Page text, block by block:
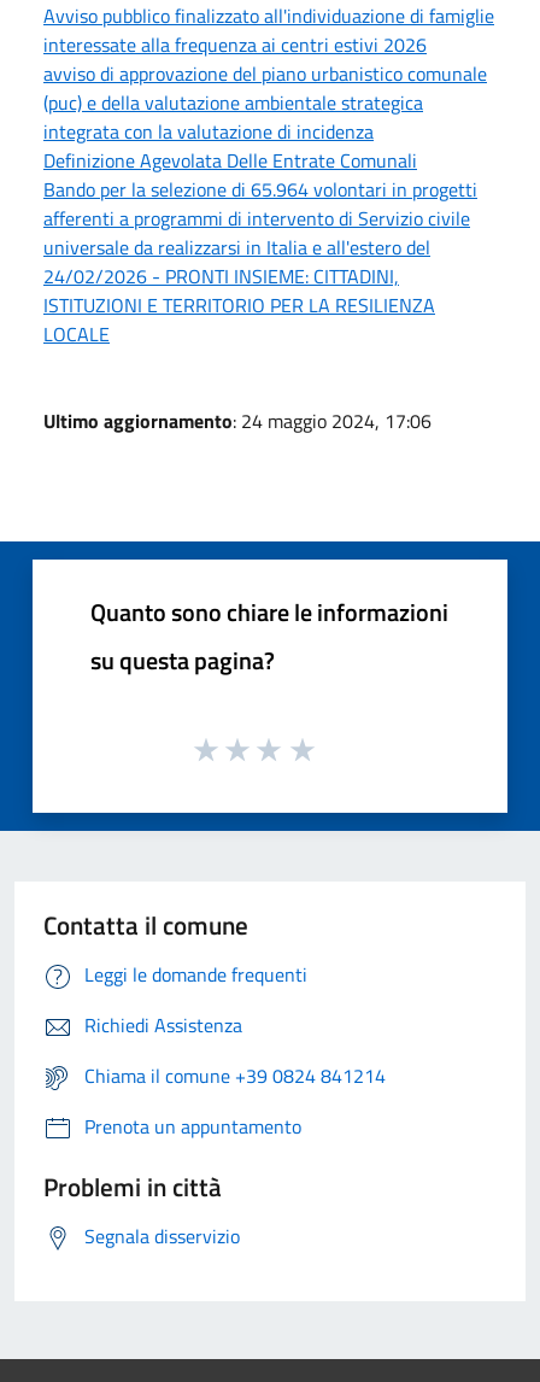
Avviso pubblico finalizzato all'individuazione di famiglie
interessate alla frequenza ai centri estivi 2026
avviso di approvazione del piano urbanistico comunale
(puc) e della valutazione ambientale strategica
integrata con la valutazione di incidenza
Definizione Agevolata Delle Entrate Comunali
Bando per la selezione di 65.964 volontari in progetti
afferenti a programmi di intervento di Servizio civile
universale da realizzarsi in Italia e all'estero del
24/02/2026 - PRONTI INSIEME: CITTADINI,
ISTITUZIONI E TERRITORIO PER LA RESILIENZA
LOCALE
Ultimo aggiornamento: 24 maggio 2024, 17:06
Quanto sono chiare le informazioni
su questa pagina?
Contatta il comune
Leggi le domande frequenti
Richiedi Assistenza
Chiama il comune +39 0824 841214
Prenota un appuntamento
Problemi in città
Segnala disservizio